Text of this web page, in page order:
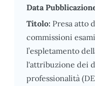
Data
Titolo: Presa atto
commissioni
l’espletamento
l'attribuzione dei
professionalità